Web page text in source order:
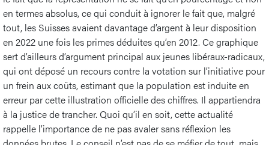
en termes absolus, ce qui conduit à ignorer le fait que, malgré
tout, les Suisses avaient davantage d’argent à leur disposition
en 2022 une fois les primes déduites qu’en 2012. Ce graphique
sert d’ailleurs d’argument principal aux jeunes libéraux-radicaux,
qui ont déposé un recours contre la votation sur l’initiative pour
un frein aux coûts, estimant que la population est induite en
erreur par cette illustration officielle des chiffres. Il appartiendra
à la justice de trancher. Quoi qu’il en soit, cette actualité
rappelle l’importance de ne pas avaler sans réflexion les